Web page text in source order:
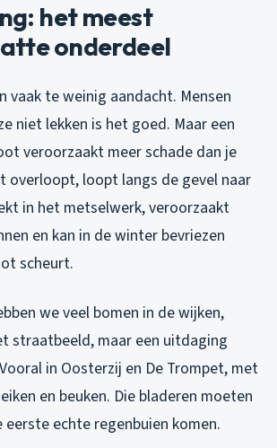
het meest
onderdeel
vaak te weinig aandacht. Mensen
niet lekken is het goed. Maar een
veroorzaakt meer schade dan je
overloopt, loopt langs de gevel naar
in het metselwerk, veroorzaakt
en kan in de winter bevriezen
scheurt.
we veel bomen in de wijken,
straatbeeld, maar een uitdaging
in Oosterzij en De Trompet, met
en beuken. Die bladeren moeten
echte regenbuien komen.